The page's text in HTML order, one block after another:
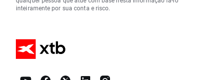
inteiramente por sua conta e risco.